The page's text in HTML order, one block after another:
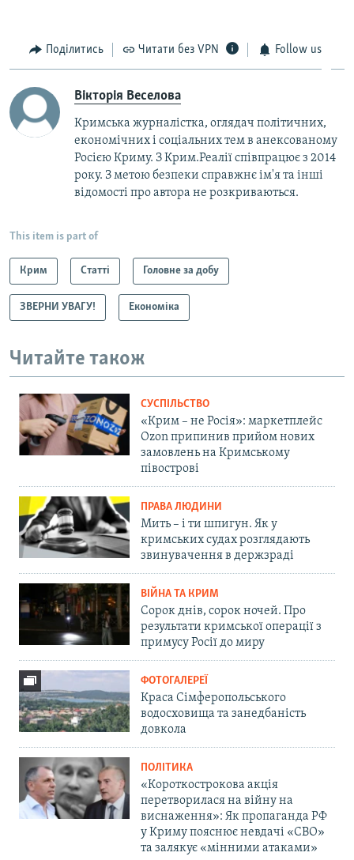
Поділитись Читати без VPN Follow us
Вікторія Веселова
Кримська журналістка, оглядач політичних,
економічних і соціальних тем в анексованому
Росією Криму. З Крим.Реалії співпрацює з 2014
року. З метою безпеки справжнє ім'я та інші
відомості про автора не розкриваються.
This item is part of
Крим Статті Головне за добу
ЗВЕРНИ УВАГУ! Економіка
Читайте також
СУСПІЛЬСТВО
«Крим – не Росія»: маркетплейс
Ozon припинив прийом нових
замовлень на Кримському
півострові
ПРАВА ЛЮДИНИ
Мить – і ти шпигун. Як у
кримських судах розглядають
звинувачення в держзраді
ВІЙНА ТА КРИМ
Сорок днів, сорок ночей. Про
результати кримської операції з
примусу Росії до миру
ФОТОГАЛЕРЕЇ
Краса Сімферопольського
водосховища та занедбаність
довкола
ПОЛІТИКА
«Короткострокова акція
перетворилася на війну на
виснаження»: Як пропаганда РФ
у Криму пояснює невдачі «СВО»
та залякує «мінними атаками»